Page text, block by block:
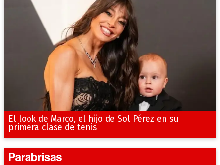
El look de Marco, el hijo de Sol Pérez en su
primera clase de tenis